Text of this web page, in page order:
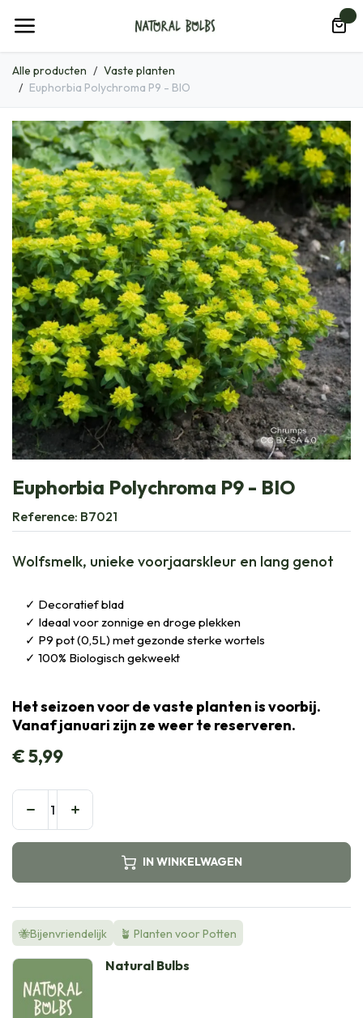
Alle producten
Vaste planten
Euphorbia Polychroma P9 - BIO
Euphorbia Polychroma P9 - BIO
Reference: B7021
Wolfsmelk, unieke voorjaarskleur en lang genot
Decoratief blad
Ideaal voor zonnige en droge plekken
P9 pot (0,5L) met gezonde sterke wortels
100% Biologisch gekweekt
Het seizoen voor de vaste planten is voorbij.
Vanaf januari zijn ze weer te reserveren.
€5,99
IN WINKELWAGEN
🐝Bijenvriendelijk 🪴 Planten voor Potten
Natural Bulbs